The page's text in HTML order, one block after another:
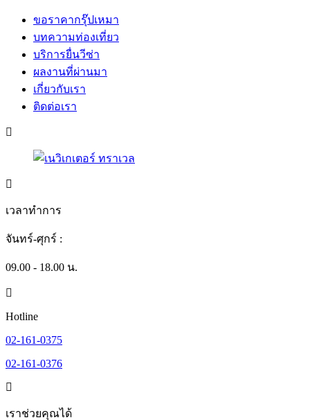
ขอราคากรุ๊ปเหมา
บทความท่องเที่ยว
บริการยื่นวีซ่า
ผลงานที่ผ่านมา
เกี่ยวกับเรา
ติดต่อเรา
เวลาทำการ
จันทร์-ศุกร์ :
09.00 - 18.00 น.
Hotline
02-161-0375
02-161-0376
เราช่วยคุณได้